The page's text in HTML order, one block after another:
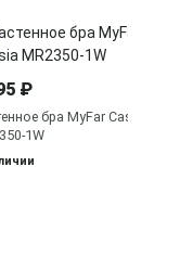
₽
бра MyFar Cassia
1W